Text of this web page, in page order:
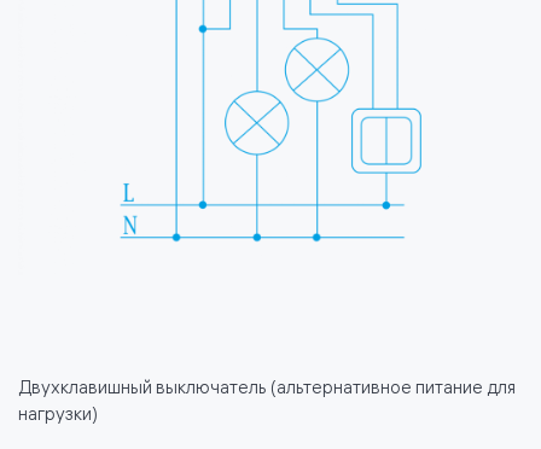
Двухклавишный выключатель (альтернативное питание для
нагрузки)